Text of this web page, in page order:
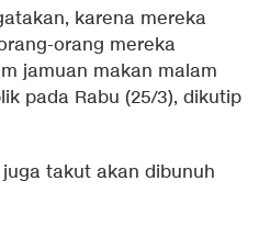
karena mereka
orang mereka
jamuan makan malam
pada Rabu (25/3), dikutip
takut akan dibunuh